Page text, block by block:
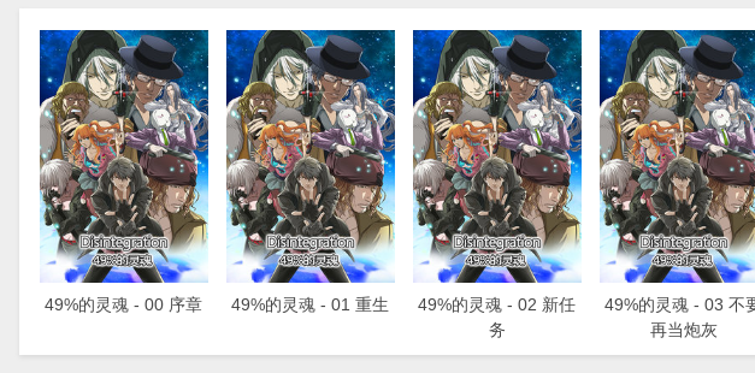
49%的灵魂 - 00 序章 49%的灵魂 - 01 重生
49%的灵魂 - 02 新任
务
49%的灵魂 - 03 不
再当炮灰